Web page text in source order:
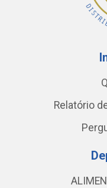
Relatório